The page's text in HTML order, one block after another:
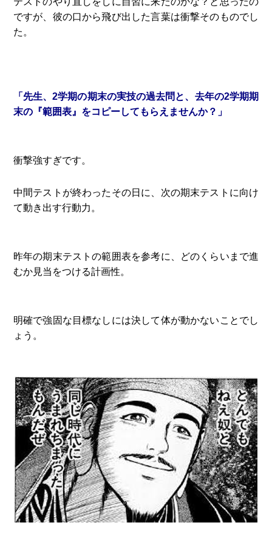
ですが、彼の口から飛び出した言葉は衝撃そのものでし
た。
「先生、2学期の期末の実技の過去問と、去年の2学期期
末の『範囲表』をコピーしてもらえませんか？」
衝撃強すぎです。
中間テストが終わったその日に、次の期末テストに向け
て動き出す行動力。
昨年の期末テストの範囲表を参考に、どのくらいまで進
むか見当をつける計画性。
明確で強固な目標なしには決して体が動かないことでし
ょう。